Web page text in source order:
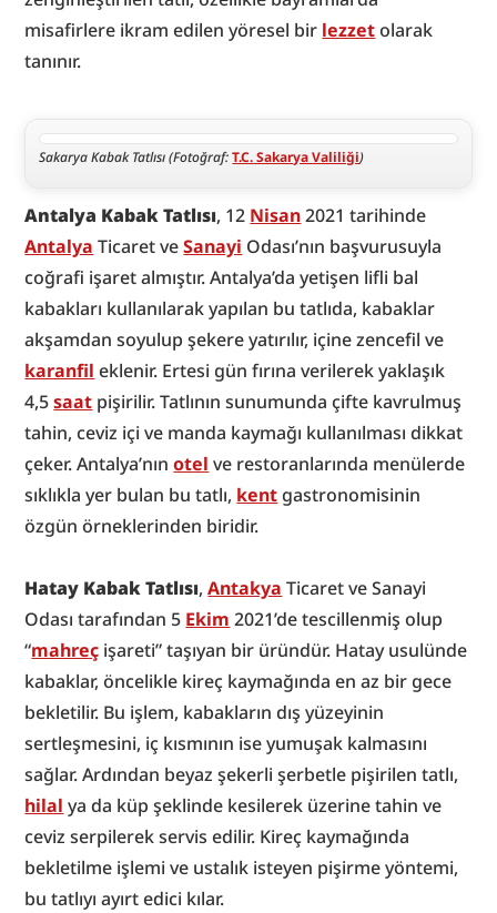
misafirlere ikram edilen yöresel bir lezzet olarak
tanınır.
Sakarya Kabak Tatlısı (Fotoğraf: T.C. Sakarya Valiliği)
Antalya Kabak Tatlısı, 12 Nisan
Antalya Ticaret ve Sanayi Odası’nın başvurusuyla
coğrafi işaret almıştır. Antalya’da yetişen lifli bal
kabakları kullanılarak yapılan bu tatlıda, kabaklar
karanfil eklenir. Ertesi gün fırına verilerek yaklaşık
4,5 saat pişirilir. Tatlının sunumunda çifte kavrulmuş
tahin, ceviz içi ve manda kaymağı kullanılması dikkat
çeker. Antalya’nın otel ve restoranlarında menülerde
sıklıkla yer bulan bu tatlı, kent gastronomisinin
özgün örneklerinden biridir.
Hatay Kabak Tatlısı, Antakya Ticaret ve Sanayi
Odası tarafından 5 Ekim 2021’de tescillenmiş olup
“mahreç işareti” taşıyan bir üründür. Hatay usulünde
kabaklar, öncelikle kireç kaymağında en az bir gece
bekletilir. Bu işlem, kabakların dış yüzeyinin
sertleşmesini, iç kısmının ise yumuşak kalmasını
hilal ya da küp şeklinde kesilerek üzerine tahin ve
ceviz serpilerek servis edilir. Kireç kaymağında
bekletilme işlemi ve ustalık isteyen pişirme yöntemi,
bu tatlıyı ayırt edici kılar.